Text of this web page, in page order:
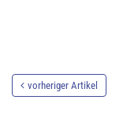
vorheriger Artikel